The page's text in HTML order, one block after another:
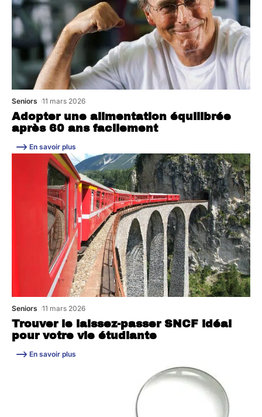
Adopter une alimentation équilibrée
après 60 ans facilement
Seniors 11 mars 2026
En savoir plus
Trouver le laissez-passer SNCF idéal
pour votre vie étudiante
Seniors 11 mars 2026
En savoir plus